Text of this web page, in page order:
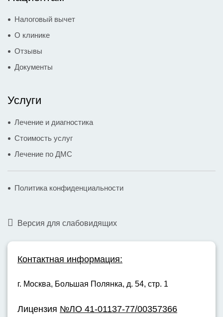
Налоговый вычет
О клинике
Отзывы
Документы
Услуги
Лечение и диагностика
Стоимость услуг
Лечение по ДМС
Политика конфиденциальности
Версия для слабовидящих
Контактная информация:
г. Москва, Большая Полянка, д. 54, стр. 1
Лицензия №ЛО 41-01137-77/00357366